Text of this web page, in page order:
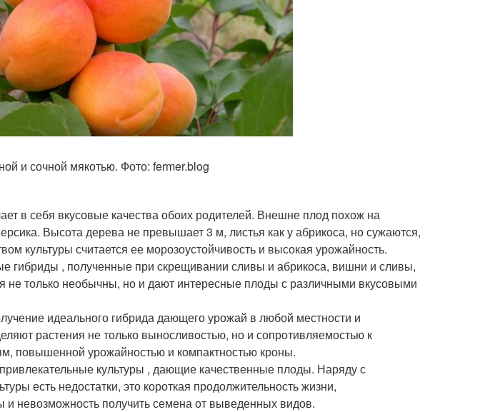
и сочной мякотью. Фото: fermer.blog
в себя вкусовые качества обоих родителей. Внешне плод похож на
Высота дерева не превышает 3 м, листья как у абрикоса, но сужаются,
культуры считается ее морозоустойчивость и высокая урожайность.
гибриды , полученные при скрещивании сливы и абрикоса, вишни и сливы,
не только необычны, но и дают интересные плоды с различными вкусовыми
идеального гибрида дающего урожай в любой местности и
растения не только выносливостью, но и сопротивляемостью к
повышенной урожайностью и компактностью кроны.
культуры , дающие качественные плоды. Наряду с
есть недостатки, это короткая продолжительность жизни,
и невозможность получить семена от выведенных видов.